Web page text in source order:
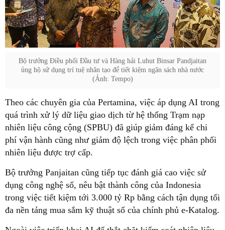
Bộ trưởng Điều phối Đầu tư và Hàng hải Luhut Binsar Pandjaitan
ủng hộ sử dụng trí tuệ nhân tạo để tiết kiệm ngân sách nhà nước
(Ảnh: Tempo)
Theo các chuyên gia của Pertamina, việc áp dụng AI trong
quá trình xử lý dữ liệu giao dịch từ hệ thống Trạm nạp
nhiên liệu công cộng (SPBU) đã giúp giảm đáng kể chi
phí vận hành cũng như giảm độ lệch trong việc phân phối
nhiên liệu được trợ cấp.
Bộ trưởng Panjaitan cũng tiếp tục đánh giá cao việc sử
dụng công nghệ số, nêu bật thành công của Indonesia
trong việc tiết kiệm tới 3.000 tỷ Rp bằng cách tận dụng tối
đa nền tảng mua sắm kỹ thuật số của chính phủ e-Katalog.